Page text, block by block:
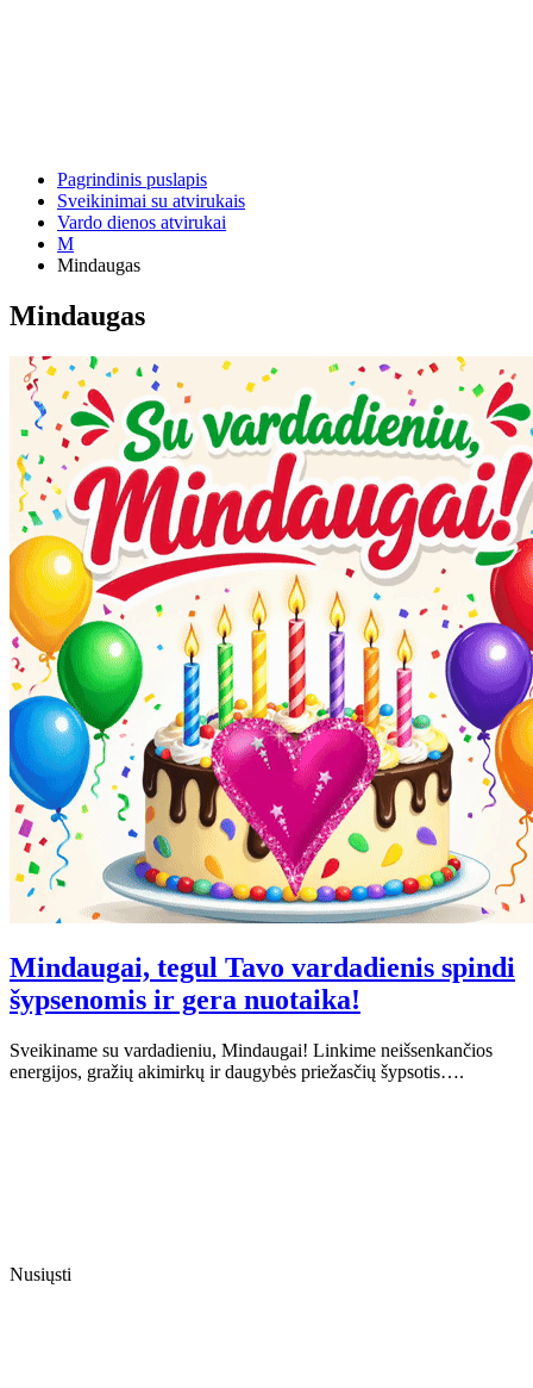
Pagrindinis puslapis
Sveikinimai su atvirukais
Vardo dienos atvirukai
M
Mindaugas
Mindaugas
Mindaugai, tegul Tavo vardadienis spindi
šypsenomis ir gera nuotaika!
Sveikiname su vardadieniu, Mindaugai! Linkime neišsenkančios
energijos, gražių akimirkų ir daugybės priežasčių šypsotis….
Nusiųsti